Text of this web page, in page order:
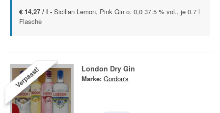
€ 14,27 / l - Sicilian Lemon, Pink Gin o. 0,0 37.5 % vol., je 0.7 l
Flasche
Verpasst! London Dry Gin
Marke: Gordon's